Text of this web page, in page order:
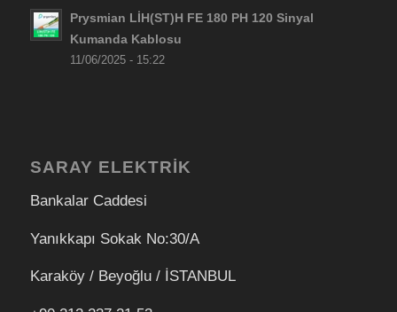
Prysmian LİH(ST)H FE 180 PH 120 Sinyal
Kumanda Kablosu
11/06/2025 - 15:22
SARAY ELEKTRİK
Bankalar Caddesi
Yanıkkapı Sokak No:30/A
Karaköy / Beyoğlu / İSTANBUL